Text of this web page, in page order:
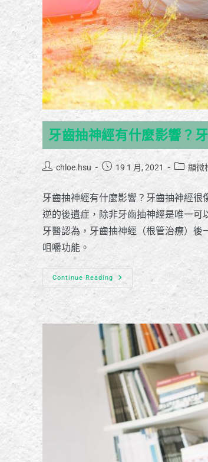
牙齒抽神經有什麼影響？
chloe.hsu 19 1 月, 2021 顯微
牙齒抽神經有什麼影響？牙齒抽神經
逆的後遺症，除非牙齒抽神經是唯一
牙醫認為，牙齒抽神經（根管治療）
咀嚼功能。
Continue Reading